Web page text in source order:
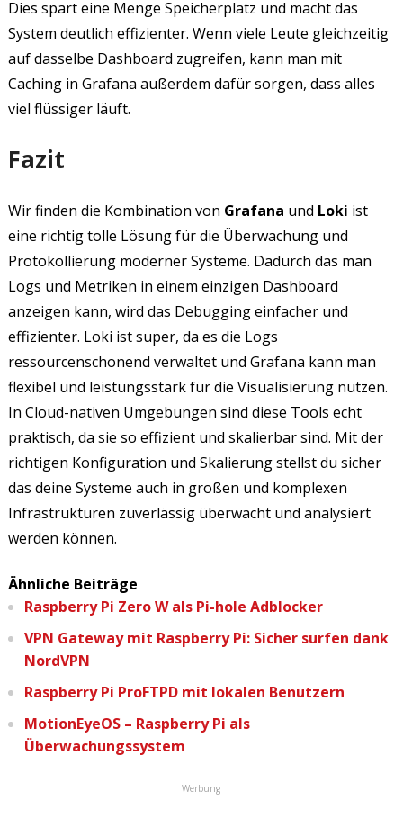
Dies spart eine Menge Speicherplatz und macht das
System deutlich effizienter. Wenn viele Leute gleichzeitig
auf dasselbe Dashboard zugreifen, kann man mit
Caching in Grafana außerdem dafür sorgen, dass alles
viel flüssiger läuft.
Fazit
Wir finden die Kombination von Grafana und Loki ist
eine richtig tolle Lösung für die Überwachung und
Protokollierung moderner Systeme. Dadurch das man
Logs und Metriken in einem einzigen Dashboard
anzeigen kann, wird das Debugging einfacher und
effizienter. Loki ist super, da es die Logs
ressourcenschonend verwaltet und Grafana kann man
flexibel und leistungsstark für die Visualisierung nutzen.
In Cloud-nativen Umgebungen sind diese Tools echt
praktisch, da sie so effizient und skalierbar sind. Mit der
richtigen Konfiguration und Skalierung stellst du sicher
das deine Systeme auch in großen und komplexen
Infrastrukturen zuverlässig überwacht und analysiert
werden können.
Ähnliche Beiträge
Raspberry Pi Zero W als Pi-hole Adblocker
VPN Gateway mit Raspberry Pi: Sicher surfen dank
NordVPN
Raspberry Pi ProFTPD mit lokalen Benutzern
MotionEyeOS – Raspberry Pi als
Überwachungssystem
Werbung